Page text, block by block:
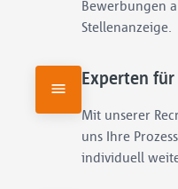
Bewerbungen
Stellenanzeige.
Experten
Mit unserer
uns Ihre
individuell